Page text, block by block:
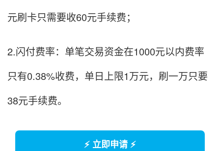
元刷卡只需要收60元手续费；
2.闪付费率：单笔交易资金在1000元以内费率
只有0.38%收费，单日上限1万元，刷一万只要
38元手续费。
⚡ 立即申请 ⚡